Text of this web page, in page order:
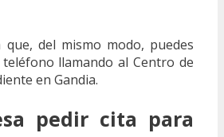
del mismo modo, puedes
llamando al Centro de
en Gandia.
pedir cita para